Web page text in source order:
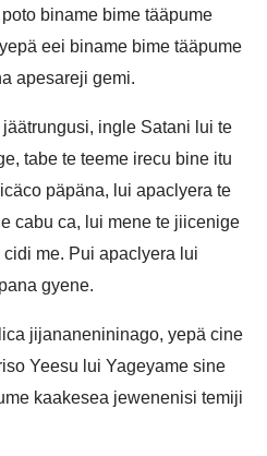
biname bime tääpume
eei biname bime tääpume
apesareji gemi.
ingle Satani lui te
tabe te teeme irecu bine itu
päpäna, lui apaclyera te
cabu ca, lui mene te jiicenige
me. Pui apaclyera lui
gyene.
jijananenininago, yepä cine
Yeesu lui Yageyame sine
kaakesea jewenenisi temiji